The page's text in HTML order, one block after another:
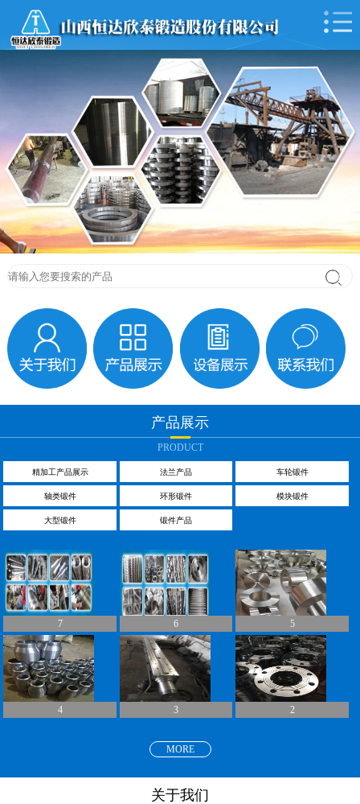
产品展示
PRODUCT
精加工产品展示 法兰产品 车轮锻件
轴类锻件 环形锻件 模块锻件
大型锻件 锻件产品
7 6 5
4 3 2
MORE
关于我们